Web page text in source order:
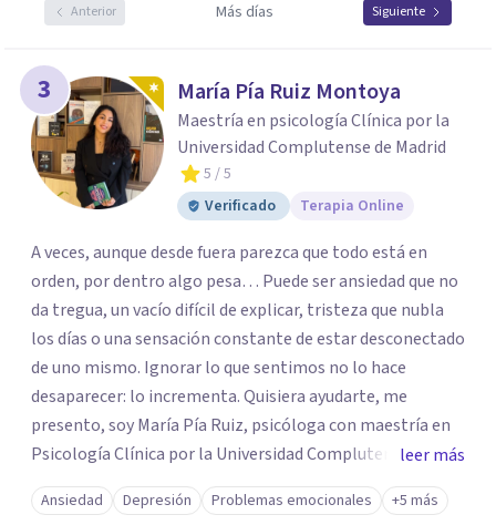
Anterior Más días Siguiente
3 María Pía Ruiz Montoya
Maestría en psicología Clínica por la
Universidad Complutense de Madrid
5 / 5
Verificado
Terapia Online
A veces, aunque desde fuera parezca que todo está en
orden, por dentro algo pesa… Puede ser ansiedad que no
da tregua, un vacío difícil de explicar, tristeza que nubla
los días o una sensación constante de estar desconectado
de uno mismo. Ignorar lo que sentimos no lo hace
desaparecer: lo incrementa. Quisiera ayudarte, me
presento, soy María Pía Ruiz, psicóloga con maestría en
Psicología Clínica por la Universidad Complutense de
Madrid formación en Terapia de Aceptación y
Compromiso, mindfulness y psicología contextual.
leer más
Ansiedad Depresión Problemas emocionales +5 más